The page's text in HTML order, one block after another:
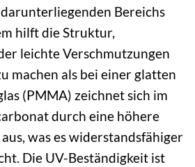
Bereichs
hilft die Struktur,
leichte Verschmutzungen
machen als bei einer glatten
(PMMA) zeichnet sich im
durch eine höhere
was es widerstandsfähiger
Die UV-Beständigkeit ist